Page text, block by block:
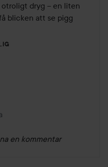
otroligt dryg – en liten
blicken att se pigg
en kommentar